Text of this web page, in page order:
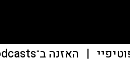
| האזנה ב־Apple Podcasts